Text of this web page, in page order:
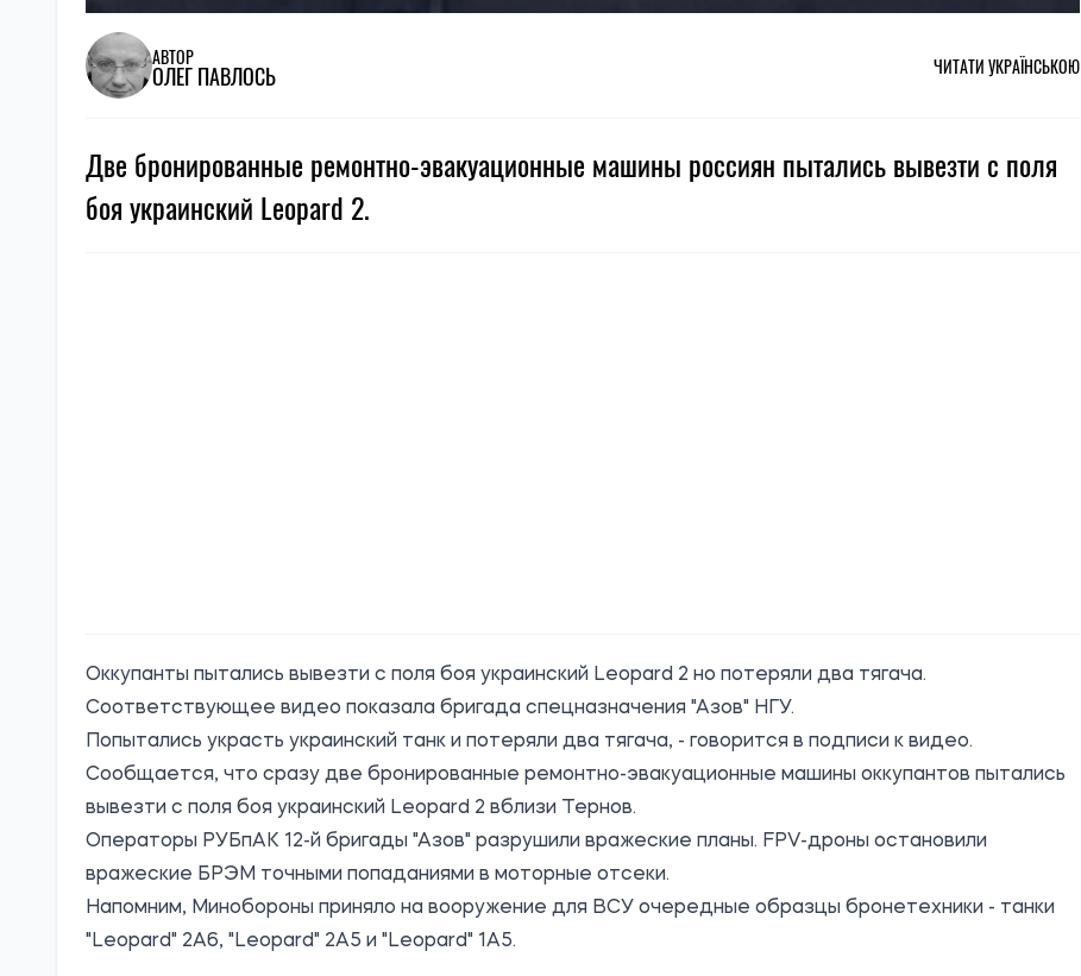
АВТОР
ОЛЕГ ПАВЛОСЬ ЧИТАТИ УКРАЇНСЬКОЮ
Две бронированные ремонтно-эвакуационные машины россиян пытались вывезти с поля
боя украинский Leopard 2.
Оккупанты пытались вывезти с поля боя украинский Leopard 2 но потеряли два тягача.
Соответствующее видео показала бригада спецназначения "Азов" НГУ.
Попытались украсть украинский танк и потеряли два тягача, - говорится в подписи к видео.
Сообщается, что сразу две бронированные ремонтно-эвакуационные машины оккупантов пытались
вывезти с поля боя украинский Leopard 2 вблизи Тернов.
Операторы РУБпАК 12-й бригады "Азов" разрушили вражеские планы. FPV-дроны остановили
вражеские БРЭМ точными попаданиями в моторные отсеки.
Напомним, Минобороны приняло на вооружение для ВСУ очередные образцы бронетехники - танки
"Leopard" 2А6, "Leopard" 2А5 и "Leopard" 1А5.